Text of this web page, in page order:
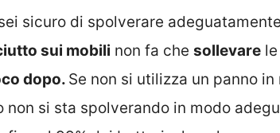
sicuro di spolverare
sui mobili non fa che sollevare le
dopo. Se non si utilizza un panno
si sta spolverando in modo